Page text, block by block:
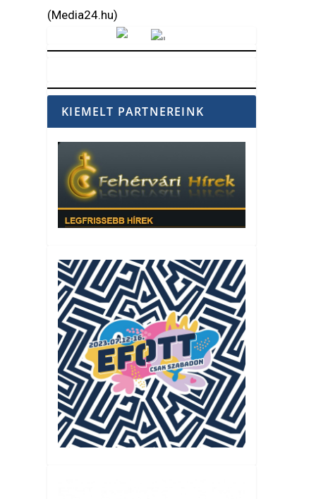
(Media24.hu)
KIEMELT PARTNEREINK